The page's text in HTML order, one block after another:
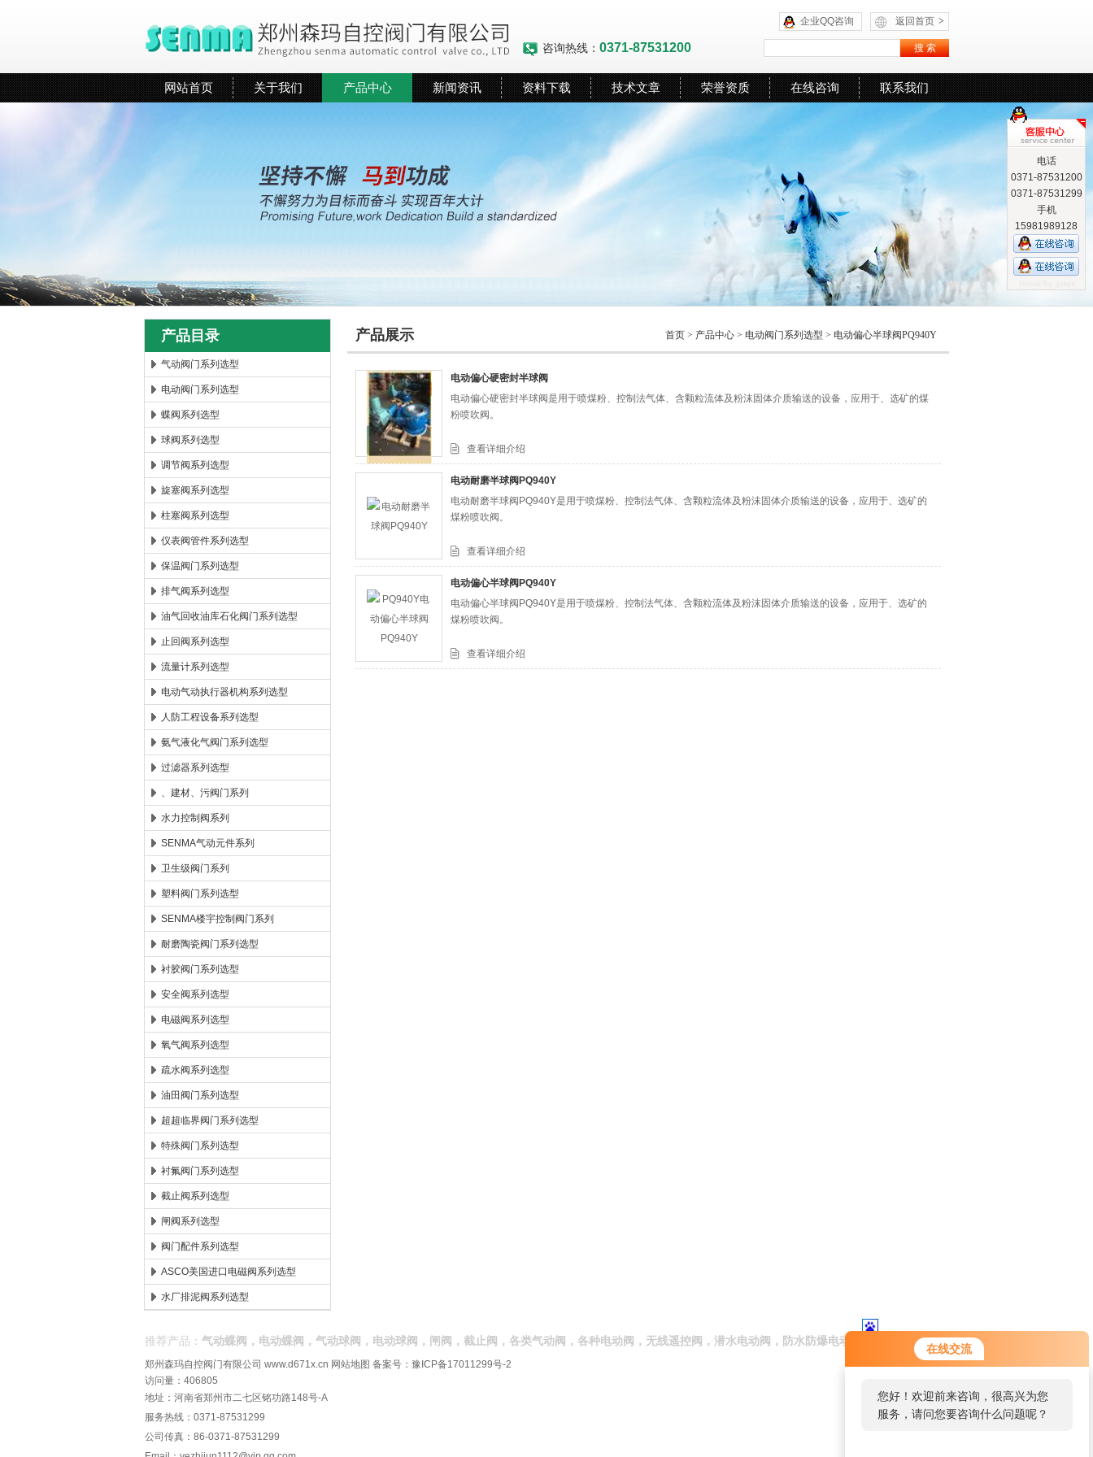
在线交流
您好！欢迎前来咨询，很高兴为您
服务，请问您要咨询什么问题呢？
郑州森玛自控阀门有限公司
返回首页 >
企业QQ咨询
咨询热线： 0371-87531200
网站首页 关于我们 产品中心 新闻资讯 资料下载 技术文章 荣誉资质 在线咨询 联系我们
产品目录
气动阀门系列选型
电动阀门系列选型
蝶阀系列选型
球阀系列选型
调节阀系列选型
旋塞阀系列选型
柱塞阀系列选型
仪表阀管件系列选型
保温阀门系列选型
排气阀系列选型
油气回收油库石化阀门系列选型
止回阀系列选型
流量计系列选型
电动气动执行器机构系列选型
人防工程设备系列选型
氨气液化气阀门系列选型
过滤器系列选型
、建材、污阀门系列
水力控制阀系列
SENMA气动元件系列
卫生级阀门系列
塑料阀门系列选型
SENMA楼宇控制阀门系列
耐磨陶瓷阀门系列选型
衬胶阀门系列选型
安全阀系列选型
电磁阀系列选型
氧气阀系列选型
疏水阀系列选型
油田阀门系列选型
超超临界阀门系列选型
特殊阀门系列选型
衬氟阀门系列选型
截止阀系列选型
闸阀系列选型
阀门配件系列选型
ASCO美国进口电磁阀系列选型
水厂排泥阀系列选型
产品展示 首页 > 产品中心 > 电动阀门系列选型 > 电动偏心半球阀PQ940Y
电动偏心硬密封半球阀
电动偏心硬密封半球阀是用于喷煤粉、控制法气体、含颗粒流体及粉沫固体介质输送的设备，应用于、选矿的煤
粉喷吹阀。
查看详细介绍
电动耐磨半球阀PQ940Y
电动耐磨半球阀PQ940Y是用于喷煤粉、控制法气体、含颗粒流体及粉沫固体介质输送的设备，应用于、选矿的
煤粉喷吹阀。
查看详细介绍
电动偏心半球阀PQ940Y
电动偏心半球阀PQ940Y是用于喷煤粉、控制法气体、含颗粒流体及粉沫固体介质输送的设备，应用于、选矿的
煤粉喷吹阀。
查看详细介绍
推荐产品： 气动蝶阀，电动蝶阀，气动球阀，电动球阀，闸阀，截止阀，各类气动阀，各种电动阀，无线遥控阀，潜水电动阀，防水防爆电动阀
郑州森玛自控阀门有限公司 www.d671x.cn 网站地图 备案号： 豫ICP备17011299号-2
访问量：406805
地址：河南省郑州市二七区铭功路148号-A
服务热线：0371-87531299
公司传真：86-0371-87531299
电话
0371-87531200
0371-87531299
手机
15981989128